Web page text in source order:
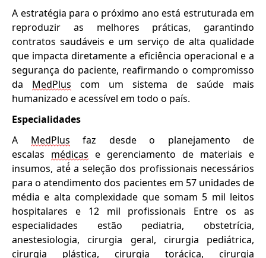
A estratégia para o próximo ano está estruturada em
reproduzir as melhores práticas, garantindo
contratos saudáveis e um serviço de alta qualidade
que impacta diretamente a eficiência operacional e a
segurança do paciente, reafirmando o compromisso
da MedPlus com um sistema de saúde mais
humanizado e acessível em todo o país.
Especialidades
A
MedPlus faz desde o planejamento de
escalas médicas e gerenciamento de materiais e
insumos, até́ a seleção dos profissionais necessários
para o atendimento dos pacientes em 57 unidades de
média e alta complexidade que somam 5 mil leitos
hospitalares e 12 mil profissionais Entre os as
especialidades estão pediatria, obstetrícia,
anestesiologia, cirurgia geral, cirurgia pediátrica,
cirurgia plástica, cirurgia torácica, cirurgia